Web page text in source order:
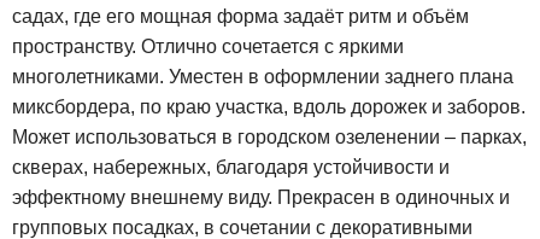
садах, где его мощная форма задаёт ритм и объём
пространству. Отлично сочетается с яркими
многолетниками. Уместен в оформлении заднего плана
миксбордера, по краю участка, вдоль дорожек и заборов.
Может использоваться в городском озеленении – парках,
скверах, набережных, благодаря устойчивости и
эффектному внешнему виду. Прекрасен в одиночных и
групповых посадках, в сочетании с декоративными